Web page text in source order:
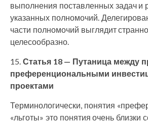
выполнения поставленных задач и
указанных полномочий.
части полномочий выглядит
целесообразно.
15. Статья 18 — Путаница между
преференциональными
проектами
Терминологически, понятия
«льготы» это понятия очень близки